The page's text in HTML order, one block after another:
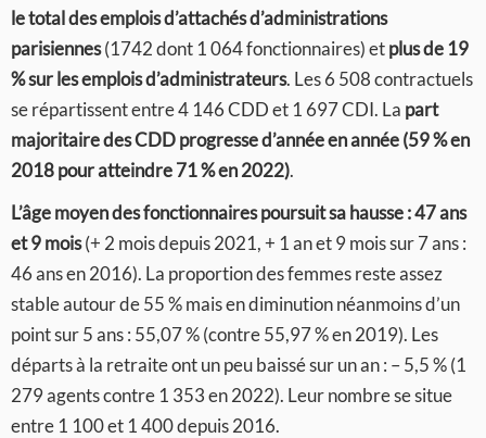
le total des emplois d’attachés d’administrations
parisiennes(1742 dont 1 064 fonctionnaires) etplus de 19
% sur les emplois d’administrateurs. Les 6 508 contractuels
se répartissent entre 4 146 CDD et 1 697 CDI. La part
majoritaire des CDDprogresse d’année en année (59 % en
2018 pour atteindre 71 % en 2022).
L’âge moyen des fonctionnaires poursuit sa hausse : 47 ans
et 9 mois(+ 2 mois depuis 2021, + 1 an et 9 mois sur 7 ans :
46 ans en 2016). La proportion des femmes reste assez
stable autour de 55 % mais en diminution néanmoins d’un
point sur 5 ans : 55,07 % (contre 55,97 % en 2019). Les
départs à la retraite ont un peu baissé sur un an : – 5,5 % (1
279 agents contre 1 353 en 2022). Leur nombre se situe
entre 1 100 et 1 400 depuis 2016.